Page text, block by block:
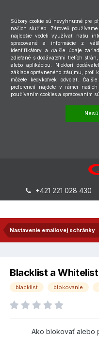
Súbory cookie sú nevyhnutné pre
našich služieb. Zároveň
najlepšie vedeli využívať našu
spracované a informácie z
identifikátory a ďalšie údaje
zdieľané s dodávateľmi tretích
alebo aplikáciou. Niektorí
základe oprávneného záujmu, proti
môžete kedykoľvek odvolať.
preferencií nájdete v rámci našich
používaním cookies a spracovaním
+421 221 028 430
Nastavenie emailovej schránky
Blacklist a Whitelist
blacklist blokovanie
Ako blokovať alebo